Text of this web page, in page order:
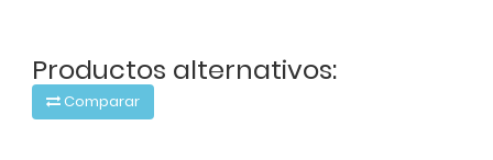
Productos alternativos:
Comparar